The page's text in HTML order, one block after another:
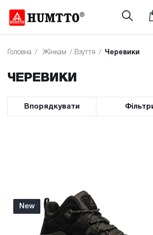
Головна / Жінкам / Взуття / Черевики
ЧЕРЕВИКИ
Впорядкувати
New